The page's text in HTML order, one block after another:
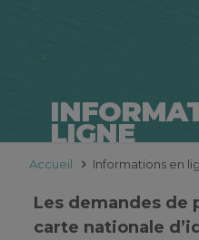
LIGNE
Accueil Informations en
Les demandes de
carte nationale